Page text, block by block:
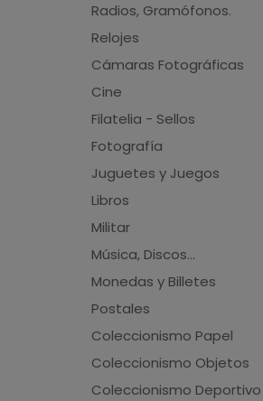
Radios, Gramófonos.
Relojes
Cámaras Fotográficas
Cine
Filatelia - Sellos
Fotografía
Juguetes y Juegos
Libros
Militar
Música, Discos...
Monedas y Billetes
Postales
Coleccionismo Papel
Coleccionismo Objetos
Coleccionismo Deportivo